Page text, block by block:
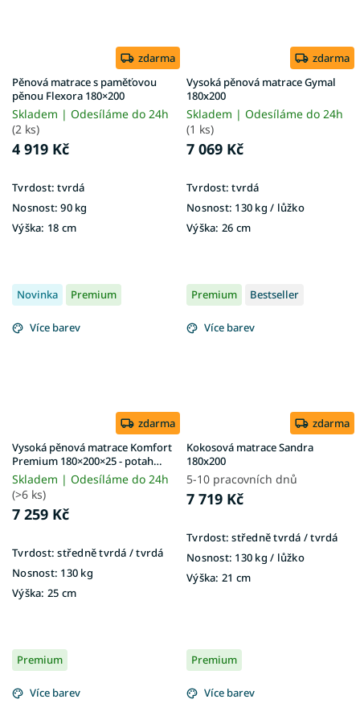
zdarma
Pěnová matrace s paměťovou
pěnou Flexora 180×200
Skladem | Odesíláme do 24h
(2 ks)
4 919 Kč
Tvrdost: tvrdá
Nosnost: 90 kg
Výška: 18 cm
zdarma
Vysoká pěnová matrace Gymal
180x200
Skladem | Odesíláme do 24h
(1 ks)
7 069 Kč
Tvrdost: tvrdá
Nosnost: 130 kg ​​​​​/ lůžko
Výška: 26 cm
Novinka Premium
Více barev
zdarma
Vysoká pěnová matrace Komfort
Premium 180×200×25 - potah
Exclusive Premium
Skladem | Odesíláme do 24h
(>6 ks)
7 259 Kč
Tvrdost: středně tvrdá / tvrdá
Nosnost: 130 kg
Výška: 25 cm
Premium Bestseller
Více barev
zdarma
Kokosová matrace Sandra
180x200
5-10 pracovních dnů
7 719 Kč
Tvrdost: středně tvrdá / tvrdá
Nosnost: 130 kg / lůžko
Výška: 21 cm
Premium
Více barev
Premium
Více barev